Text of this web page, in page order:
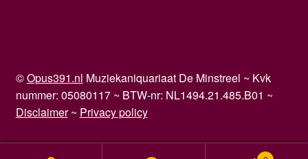
©Opus391.nl Muziekaniquariaat De Minstreel ~ Kvk
nummer: 05080117 ~ BTW-nr: NL1494.21.485.B01 ~
Disclaimer~ Privacy policy